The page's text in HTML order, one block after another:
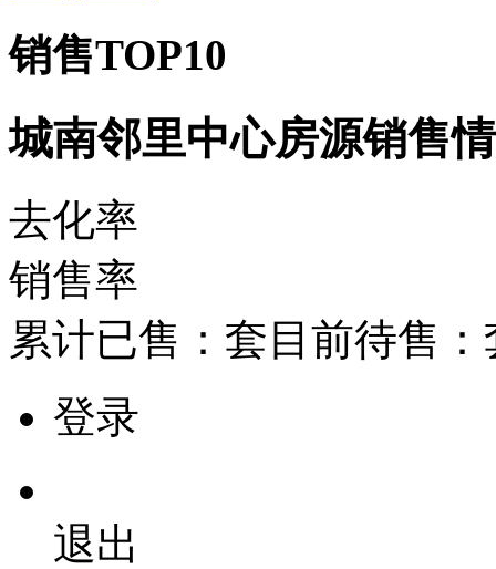
销售TOP10
城南邻里中心房源销售
去化率
销售率
累计已售： 套 目前待售：
登录
退出